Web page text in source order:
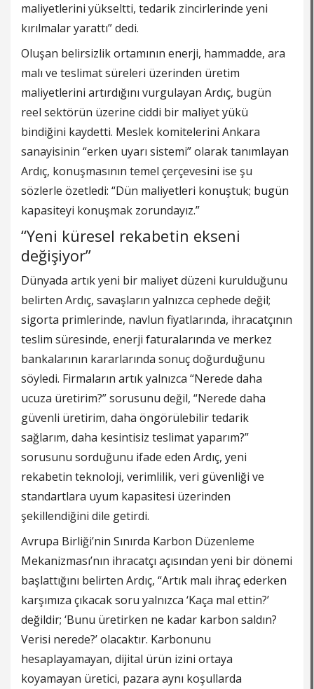
maliyetlerini yükseltti, tedarik zincirlerinde yeni
kırılmalar yarattı” dedi.
Oluşan belirsizlik ortamının enerji, hammadde, ara
malı ve teslimat süreleri üzerinden üretim
maliyetlerini artırdığını vurgulayan Ardıç, bugün
reel sektörün üzerine ciddi bir maliyet yükü
bindiğini kaydetti. Meslek komitelerini Ankara
sanayisinin “erken uyarı sistemi” olarak tanımlayan
Ardıç, konuşmasının temel çerçevesini ise şu
sözlerle özetledi: “Dün maliyetleri konuştuk; bugün
kapasiteyi konuşmak zorundayız.”
“Yeni küresel rekabetin ekseni
değişiyor”
Dünyada artık yeni bir maliyet düzeni kurulduğunu
belirten Ardıç, savaşların yalnızca cephede değil;
sigorta primlerinde, navlun fiyatlarında, ihracatçının
teslim süresinde, enerji faturalarında ve merkez
bankalarının kararlarında sonuç doğurduğunu
söyledi. Firmaların artık yalnızca “Nerede daha
ucuza üretirim?” sorusunu değil, “Nerede daha
güvenli üretirim, daha öngörülebilir tedarik
sağlarım, daha kesintisiz teslimat yaparım?”
sorusunu sorduğunu ifade eden Ardıç, yeni
rekabetin teknoloji, verimlilik, veri güvenliği ve
standartlara uyum kapasitesi üzerinden
şekillendiğini dile getirdi.
Avrupa Birliği’nin Sınırda Karbon Düzenleme
Mekanizması’nın ihracatçı açısından yeni bir dönemi
başlattığını belirten Ardıç, “Artık malı ihraç ederken
karşımıza çıkacak soru yalnızca ‘Kaça mal ettin?’
değildir; ‘Bunu üretirken ne kadar karbon saldın?
Verisi nerede?’ olacaktır. Karbonunu
hesaplayamayan, dijital ürün izini ortaya
koyamayan üretici, pazara aynı koşullarda